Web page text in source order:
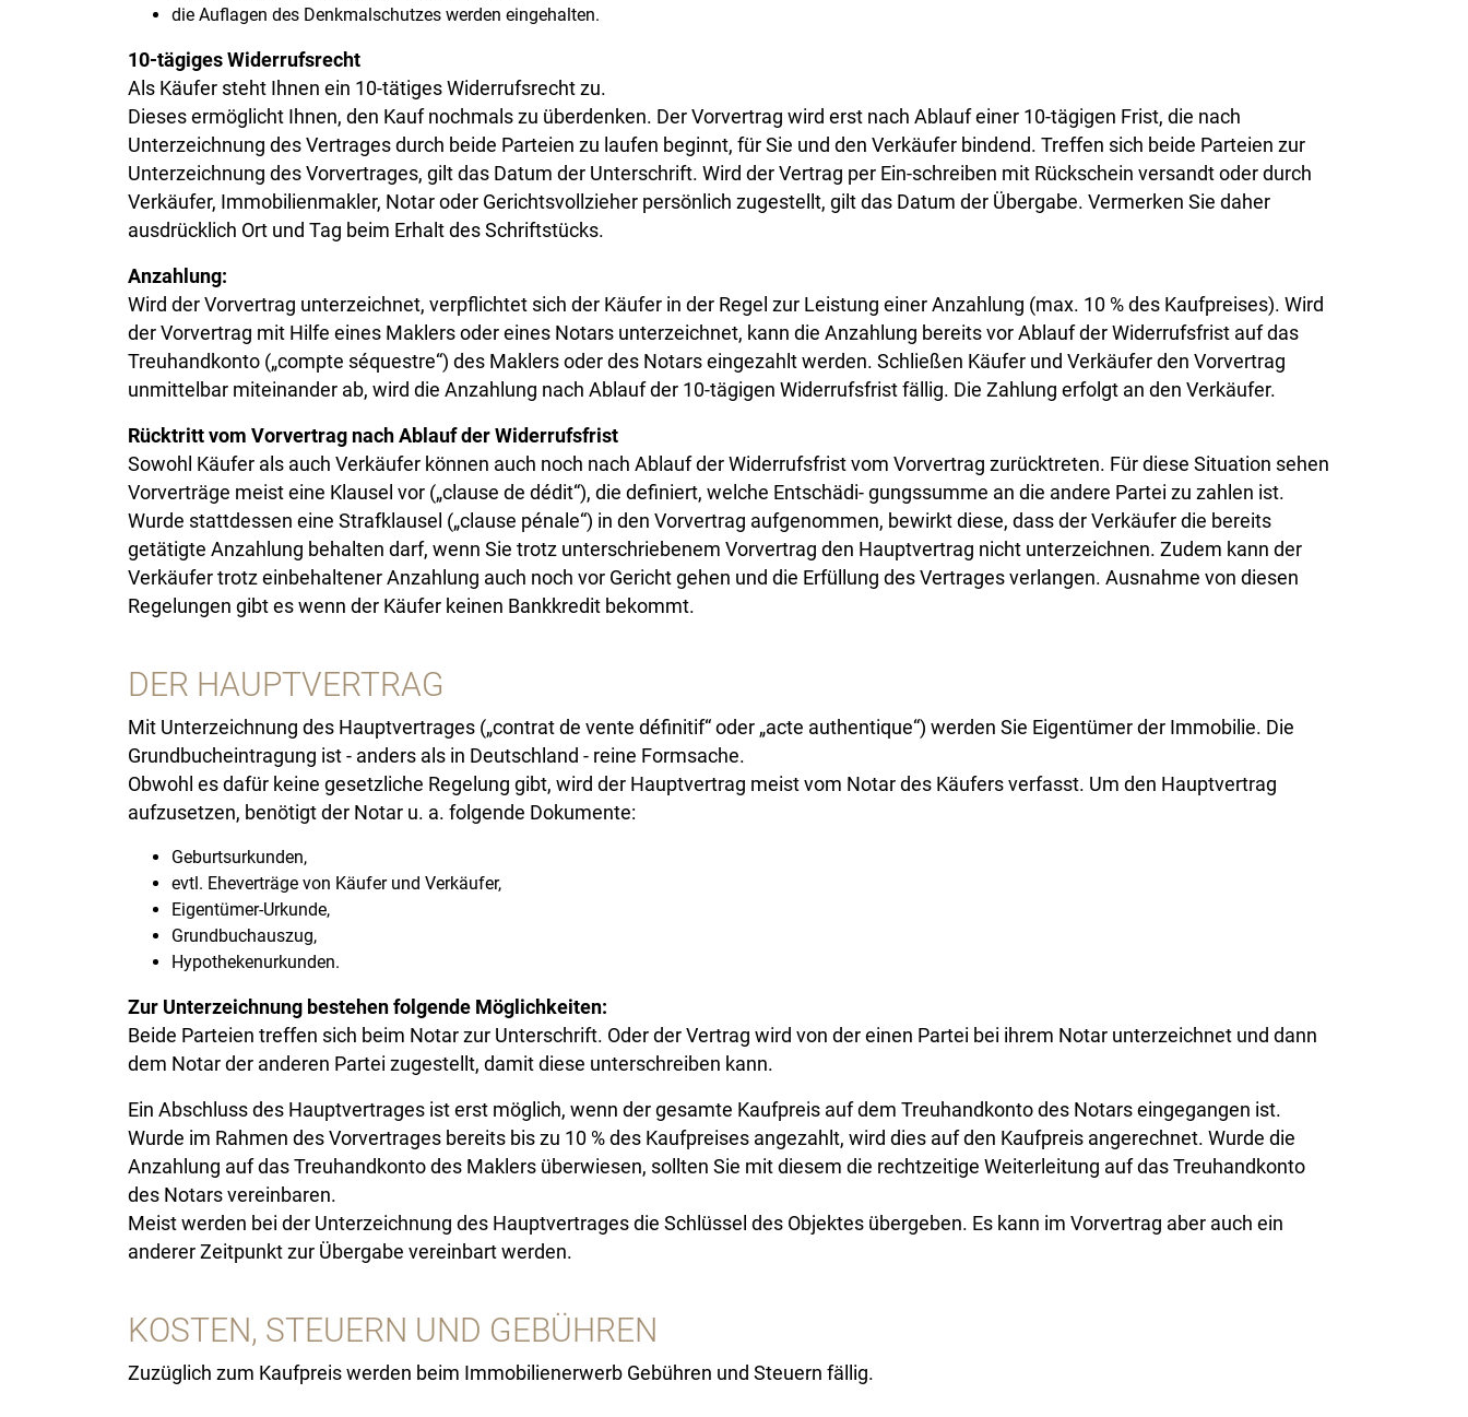
die Auflagen des Denkmalschutzes werden eingehalten.
10-tägiges Widerrufsrecht
Als Käufer steht Ihnen ein 10-tätiges Widerrufsrecht zu.
Dieses ermöglicht Ihnen, den Kauf nochmals zu überdenken. Der Vorvertrag wird erst nach Ablauf einer 10-tägigen Frist, die nach
Unterzeichnung des Vertrages durch beide Parteien zu laufen beginnt, für Sie und den Verkäufer bindend. Treffen sich beide Parteien zur
Unterzeichnung des Vorvertrages, gilt das Datum der Unterschrift. Wird der Vertrag per Ein-schreiben mit Rückschein versandt oder durch
Verkäufer, Immobilienmakler, Notar oder Gerichtsvollzieher persönlich zugestellt, gilt das Datum der Übergabe. Vermerken Sie daher
ausdrücklich Ort und Tag beim Erhalt des Schriftstücks.
Anzahlung:
Wird der Vorvertrag unterzeichnet, verpflichtet sich der Käufer in der Regel zur Leistung einer Anzahlung (max. 10 % des Kaufpreises). Wird
der Vorvertrag mit Hilfe eines Maklers oder eines Notars unterzeichnet, kann die Anzahlung bereits vor Ablauf der Widerrufsfrist auf das
Treuhandkonto („compte séquestre“) des Maklers oder des Notars eingezahlt werden. Schließen Käufer und Verkäufer den Vorvertrag
unmittelbar miteinander ab, wird die Anzahlung nach Ablauf der 10-tägigen Widerrufsfrist fällig. Die Zahlung erfolgt an den Verkäufer.
Rücktritt vom Vorvertrag nach Ablauf der Widerrufsfrist
Sowohl Käufer als auch Verkäufer können auch noch nach Ablauf der Widerrufsfrist vom Vorvertrag zurücktreten. Für diese Situation sehen
Vorverträge meist eine Klausel vor („clause de dédit“), die definiert, welche Entschädi- gungssumme an die andere Partei zu zahlen ist.
Wurde stattdessen eine Strafklausel („clause pénale“) in den Vorvertrag aufgenommen, bewirkt diese, dass der Verkäufer die bereits
getätigte Anzahlung behalten darf, wenn Sie trotz unterschriebenem Vorvertrag den Hauptvertrag nicht unterzeichnen. Zudem kann der
Verkäufer trotz einbehaltener Anzahlung auch noch vor Gericht gehen und die Erfüllung des Vertrages verlangen. Ausnahme von diesen
Regelungen gibt es wenn der Käufer keinen Bankkredit bekommt.
DER HAUPTVERTRAG
Mit Unterzeichnung des Hauptvertrages („contrat de vente définitif“ oder „acte authentique“) werden Sie Eigentümer der Immobilie. Die
Grundbucheintragung ist - anders als in Deutschland - reine Formsache.
Obwohl es dafür keine gesetzliche Regelung gibt, wird der Hauptvertrag meist vom Notar des Käufers verfasst. Um den Hauptvertrag
aufzusetzen, benötigt der Notar u. a. folgende Dokumente:
Geburtsurkunden,
evtl. Eheverträge von Käufer und Verkäufer,
Eigentümer-Urkunde,
Grundbuchauszug,
Hypothekenurkunden.
Zur Unterzeichnung bestehen folgende Möglichkeiten:
Beide Parteien treffen sich beim Notar zur Unterschrift. Oder der Vertrag wird von der einen Partei bei ihrem Notar unterzeichnet und dann
dem Notar der anderen Partei zugestellt, damit diese unterschreiben kann.
Ein Abschluss des Hauptvertrages ist erst möglich, wenn der gesamte Kaufpreis auf dem Treuhandkonto des Notars eingegangen ist.
Wurde im Rahmen des Vorvertrages bereits bis zu 10 % des Kaufpreises angezahlt, wird dies auf den Kaufpreis angerechnet. Wurde die
Anzahlung auf das Treuhandkonto des Maklers überwiesen, sollten Sie mit diesem die rechtzeitige Weiterleitung auf das Treuhandkonto
des Notars vereinbaren.
Meist werden bei der Unterzeichnung des Hauptvertrages die Schlüssel des Objektes übergeben. Es kann im Vorvertrag aber auch ein
anderer Zeitpunkt zur Übergabe vereinbart werden.
KOSTEN, STEUERN UND GEBÜHREN
Zuzüglich zum Kaufpreis werden beim Immobilienerwerb Gebühren und Steuern fällig.